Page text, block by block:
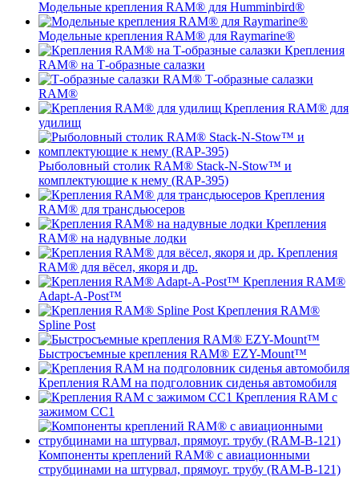
Модельные крепления RAM® для Humminbird®
Модельные крепления RAM® для Raymarine®
Крепления
RAM® на Т-образные салазки
Т-образные салазки
RAM®
Крепления RAM® для
удилищ
Рыболовный столик RAM® Stack-N-Stow™ и
комплектующие к нему (RAP-395)
Крепления
RAM® для трансдьюсеров
Крепления
RAM® на надувные лодки
Крепления
RAM® для вёсел, якоря и др.
Крепления RAM®
Adapt-A-Post™
Крепления RAM®
Spline Post
Быстросъемные крепления RAM® EZY-Mount™
Крепления RAM на подголовник сиденья автомобиля
Крепления RAM с
зажимом СС1
Компоненты креплений RAM® с авиационными
струбцинами на штурвал, прямоуг. трубу (RAM-B-121)